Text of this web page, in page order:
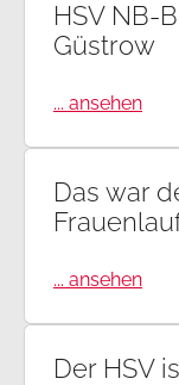
HSV NB-
Güstrow
... ansehen
Das war
... ansehen
Der HSV